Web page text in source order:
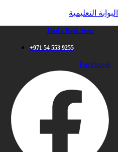
البوابة التعليمية
Find a Book Store
+971 54 553 9255
Facebook